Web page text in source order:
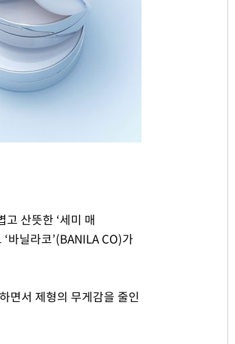
산뜻한 ‘세미 매
바닐라코’(BANILA CO)가
면서 제형의 무게감을 줄인